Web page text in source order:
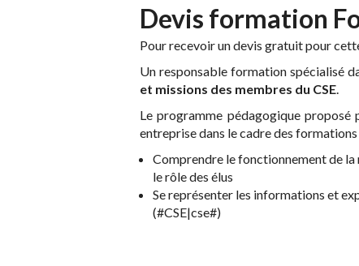
Devis formation
Pour recevoir un devis gratuit pour
Un responsable formation spécialisé
et missions des membres du CSE.
Le programme pédagogique
entreprise dans le cadre des
Comprendre le fonctionnement de la
le rôle des élus
Se représenter les informations et
(#CSE|cse#)